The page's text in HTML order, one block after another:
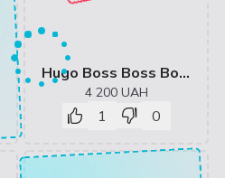
Hugo Boss Boss Bottled Infinite — 100 ML купити в інтернет-магазині BROCARD з доставкою по Україні
4 200 UAH
1 0